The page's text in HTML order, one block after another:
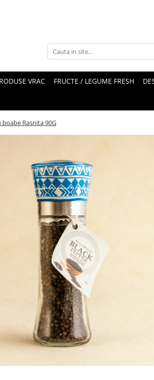
VRAC FRUCTE / LEGUME FRESH
boabe Rasnita 90G